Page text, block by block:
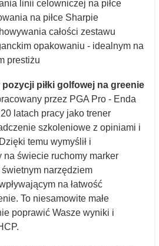
linii celowniczej na piłce
na piłce Sharpie
całości zestawu
opakowaniu - idealnym na
prestiżu
piłki golfowej na greenie
przez PGA Pro - Enda
latach pracy jako trener
szkoleniowe z opiniami i
temu wymyślił i
na świecie ruchomy marker
świetnym narzędziem
na łatwość
To niesamowite małe
poprawić Wasze wyniki i